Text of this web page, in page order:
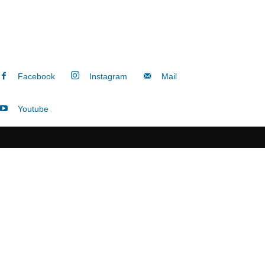
Facebook Instagram Mail
Youtube